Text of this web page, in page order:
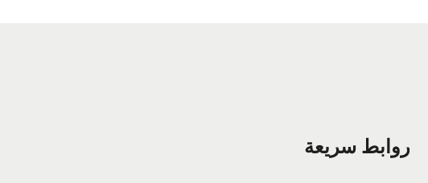
روابط سريعة